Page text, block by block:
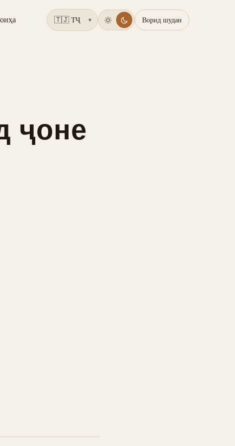
▾ Ворид шудан
ҷоне